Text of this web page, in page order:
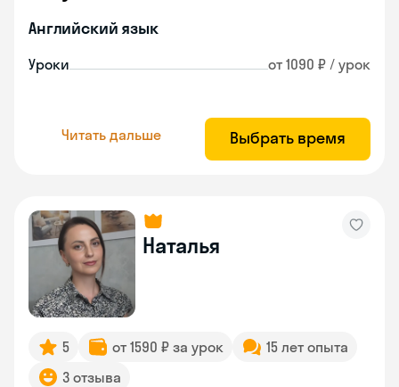
Английский язык
Уроки от 1090 ₽ / урок
Читать дальше Выбрать время
Наталья
5 от 1590 ₽ за урок
15 лет опыта
3 отзыва